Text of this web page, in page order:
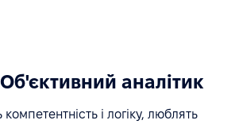
Об'єктивний аналітик
і логіку, люблять